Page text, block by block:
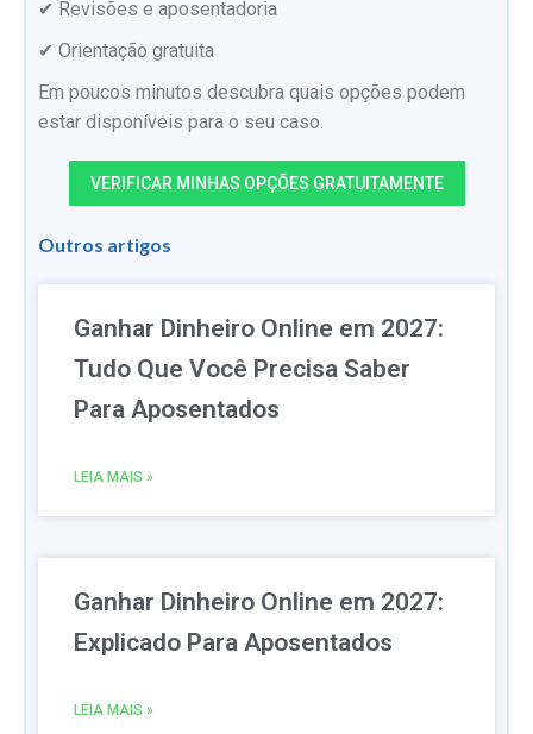
✔ Revisões e aposentadoria
✔ Orientação gratuita
Em poucos minutos descubra quais opções podem
estar disponíveis para o seu caso.
VERIFICAR MINHAS OPÇÕES GRATUITAMENTE
Outros artigos
Ganhar Dinheiro Online em 2027:
Tudo Que Você Precisa Saber
Para Aposentados
LEIA MAIS »
Ganhar Dinheiro Online em 2027:
Explicado Para Aposentados
LEIA MAIS »